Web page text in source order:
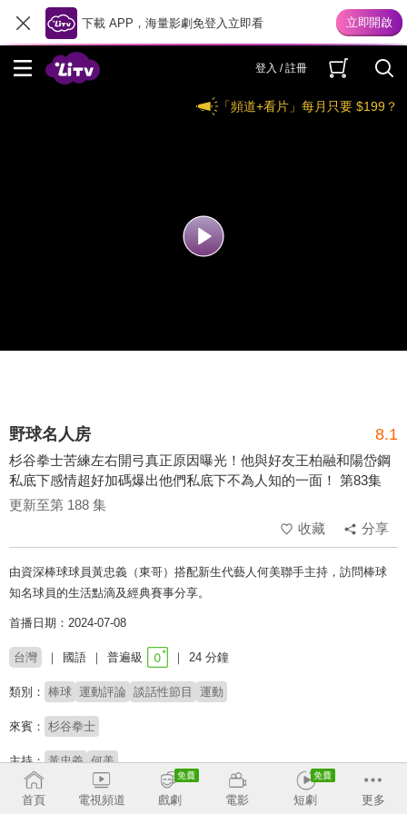
下載 APP，海量影劇免登入立即看
登入 / 註冊
「頻道+看片」每月只要 $199？
野球名人房 8.1
杉谷拳士苦練左右開弓真正原因曝光！他與好友王柏融和陽岱鋼
私底下感情超好加碼爆出他們私底下不為人知的一面！ 第83集
更新至第 188 集
收藏
分享
由資深棒球球員黃忠義（東哥）搭配新生代藝人何美聯手主持，訪問棒球
知名球員的生活點滴及經典賽事分享。
首播日期：2024-07-08
台灣 國語 普遍級 24 分鐘
類別： 棒球 運動評論 談話性節目 運動
來賓： 杉谷拳士
主持： 黃忠義 何美
首頁 電視頻道 戲劇 電影 短劇 更多